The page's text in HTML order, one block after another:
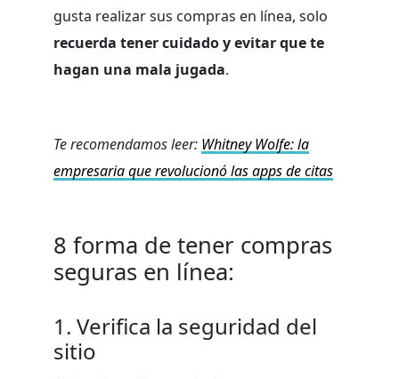
gusta realizar sus compras en línea, solo
recuerda tener cuidado y evitar que te
hagan una mala jugada.
Te recomendamos leer: Whitney Wolfe: la
empresaria que revolucionó las apps de citas
8 forma de tener compras
seguras en línea:
1. Verifica la seguridad del
sitio